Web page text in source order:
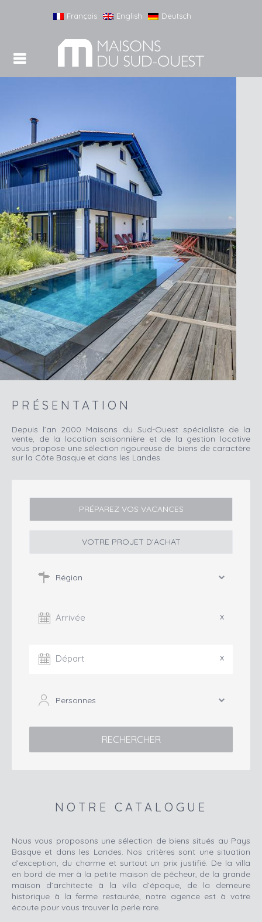
Français English Deutsch
PRÉSENTATION
Depuis l’an 2000 Maisons du Sud-Ouest spécialiste de la
vente, de la location saisonnière et de la gestion locative
vous propose une sélection rigoureuse de biens de caractère
sur la Côte Basque et dans les Landes.
PRÉPAREZ VOS VACANCES
VOTRE PROJET D'ACHAT
Région
x
Arrivée
x
Départ
Personnes
RECHERCHER
NOTRE CATALOGUE
Nous vous proposons une sélection de biens situés au Pays
Basque et dans les Landes. Nos critères sont une situation
d’exception, du charme et surtout un prix justifié. De la villa
en bord de mer à la petite maison de pêcheur, de la grande
maison d’architecte à la villa d’époque, de la demeure
historique à la ferme restaurée, notre agence est à votre
écoute pour vous trouver la perle rare.